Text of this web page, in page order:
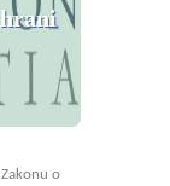
Zakonu o